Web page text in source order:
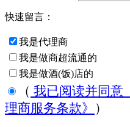
快速留言：
我是代理商
我是做商超流通的
我是做酒(饭)店的
（ 我已阅读并同意
理商服务条款》
）